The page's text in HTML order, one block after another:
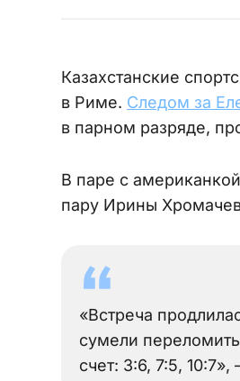
Казахстанские
в Риме. Следом за
в парном разряде,
В паре с
пару Ирины
«Встреча
сумели
счет: 3:6, 7:5,